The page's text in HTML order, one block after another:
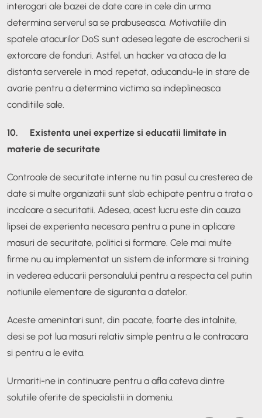
interogari ale bazei de date care in cele din urma
determina serverul sa se prabuseasca. Motivatiile din
spatele atacurilor DoS sunt adesea legate de escrocherii si
extorcare de fonduri. Astfel, un hacker va ataca de la
distanta serverele in mod repetat, aducandu-le in stare de
avarie pentru a determina victima sa indeplineasca
conditiile sale.
10. Existenta unei expertize si educatii limitate in
materie de securitate
Controale de securitate interne nu tin pasul cu cresterea de
date si multe organizatii sunt slab echipate pentru a trata o
incalcare a securitatii. Adesea, acest lucru este din cauza
lipsei de experienta necesara pentru a pune in aplicare
masuri de securitate, politici si formare. Cele mai multe
firme nu au implementat un sistem de informare si training
in vederea educarii personalului pentru a respecta cel putin
notiunile elementare de siguranta a datelor.
Aceste amenintari sunt, din pacate, foarte des intalnite,
desi se pot lua masuri relativ simple pentru a le contracara
si pentru a le evita.
Urmariti-ne in continuare pentru a afla cateva dintre
solutiile oferite de specialistii in domeniu.